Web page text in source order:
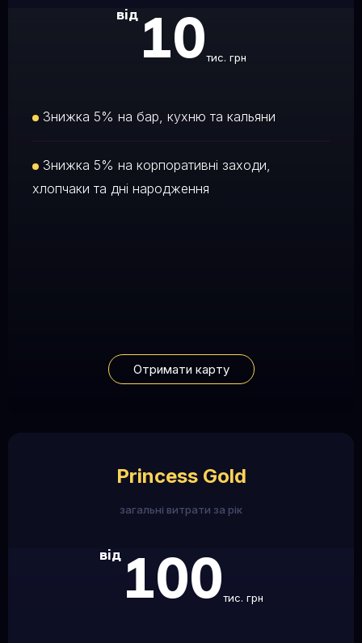
від10тис. грн
Знижка 5% на бар, кухню та кальяни
Знижка 5% на корпоративні заходи,
хлопчаки та дні народження
Отримати карту
Princess Gold
загальні витрати за рік
від100тис. грн